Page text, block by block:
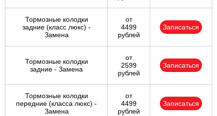
Тормозные колодки
задние (класс люкс) -
Замена
от
4499
рублей
Записаться
Тормозные колодки
задние - Замена
от
2599
рублей
Записаться
Тормозные колодки
передние (класса люкс) -
Замена
от
4499
рублей
Записаться